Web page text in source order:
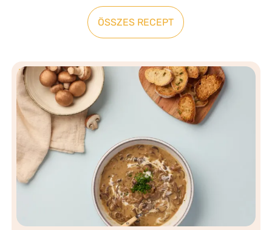
ÖSSZES RECEPT